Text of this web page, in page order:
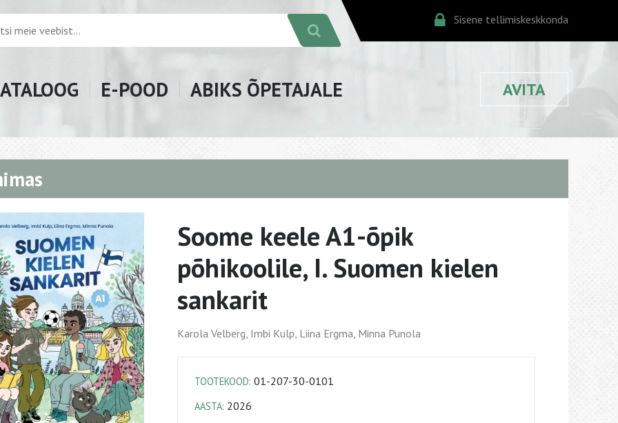
Sisene tellimiskeskkonda
E-POOD ABIKS ÕPETAJALE AVITA
Soome keele A1-õpik
põhikoolile, I. Suomen kielen
sankarit
Karola Velberg, Imbi Kulp, Liina Ergma, Minna Punola
TOOTEKOOD: 01-207-30-0101
AASTA: 2026